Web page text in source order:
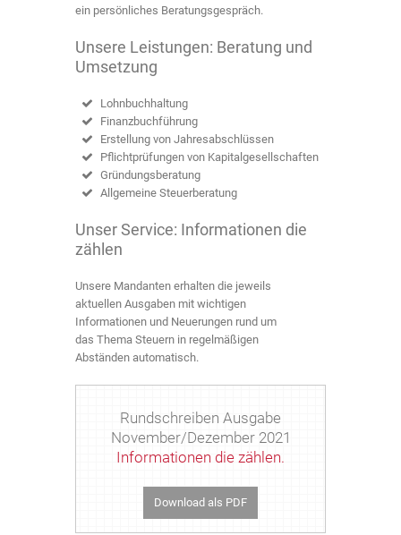
ein persönliches Beratungsgespräch.
Unsere Leistungen: Beratung und
Umsetzung
Lohnbuchhaltung
Finanzbuchführung
Erstellung von Jahresabschlüssen
Pflichtprüfungen von Kapitalgesellschaften
Gründungsberatung
Allgemeine Steuerberatung
Unser Service: Informationen die
zählen
Unsere Mandanten erhalten die jeweils
aktuellen Ausgaben mit wichtigen
Informationen und Neuerungen rund um
das Thema Steuern in regelmäßigen
Abständen automatisch.
Rundschreiben Ausgabe
November/Dezember 2021
Informationen die zählen.
Download als PDF